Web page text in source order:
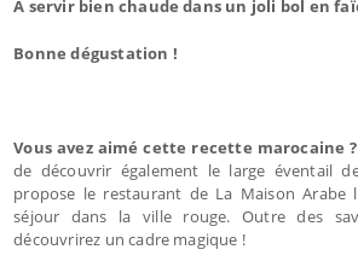
A servir bien chaude dans un joli bol en
Bonne dégustation !
Vous avez aimé cette recette marocaine ?
de découvrir également le large éventail
propose le restaurant de La Maison Arabe
séjour dans la ville rouge. Outre des
découvrirez un cadre magique !